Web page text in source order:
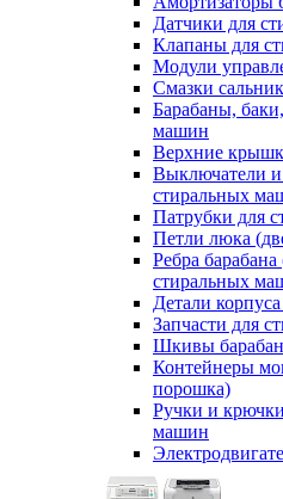
Датчики для
Клапаны для
Модули
Смазки
Барабаны,
машин
Верхние
Выключатели и
стиральных
Патрубки для
Петли люка
Ребра
стиральных
Детали
Запчасти для
Шкивы
Контейнеры
порошка)
Ручки и
машин